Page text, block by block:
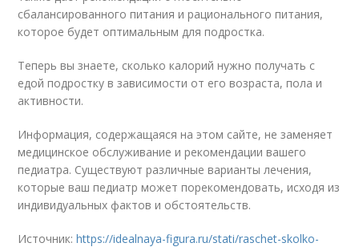
сбалансированного питания и рационального питания,
которое будет оптимальным для подростка.
Теперь вы знаете, сколько калорий нужно получать с
едой подростку в зависимости от его возраста, пола и
активности.
Информация, содержащаяся на этом сайте, не заменяет
медицинское обслуживание и рекомендации вашего
педиатра. Существуют различные варианты лечения,
которые ваш педиатр может порекомендовать, исходя из
индивидуальных фактов и обстоятельств.
Источник:https://idealnaya-figura.ru/stati/raschet-skolko-